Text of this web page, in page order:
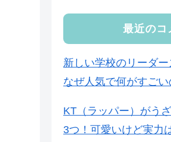
最近のコ
新しい学校のリーダー
なぜ人気で何がすごい
KT（ラッパー）がう
3つ！可愛いけど実力